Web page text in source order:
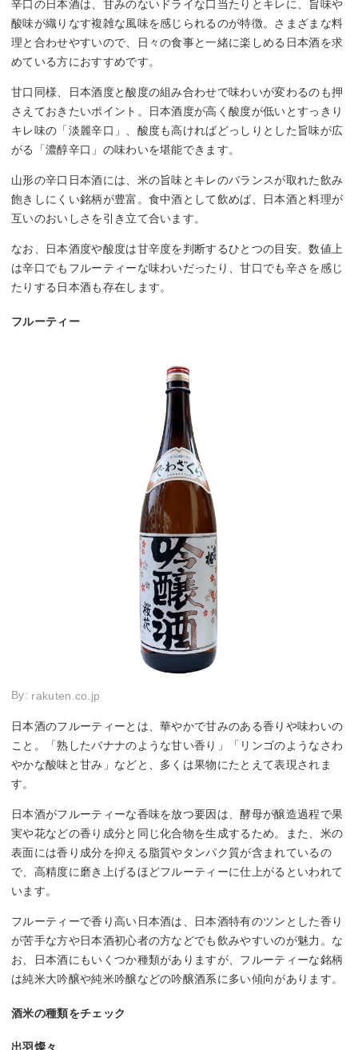
辛口の日本酒は、甘みのないドライな口当たりとキレに、旨味や
酸味が織りなす複雑な風味を感じられるのが特徴。さまざまな料
理と合わせやすいので、日々の食事と一緒に楽しめる日本酒を求
めている方におすすめです。
甘口同様、日本酒度と酸度の組み合わせで味わいが変わるのも押
さえておきたいポイント。日本酒度が高く酸度が低いとすっきり
キレ味の「淡麗辛口」、酸度も高ければどっしりとした旨味が広
がる「濃醇辛口」の味わいを堪能できます。
山形の辛口日本酒には、米の旨味とキレのバランスが取れた飲み
飽きしにくい銘柄が豊富。食中酒として飲めば、日本酒と料理が
互いのおいしさを引き立て合います。
なお、日本酒度や酸度は甘辛度を判断するひとつの目安。数値上
は辛口でもフルーティーな味わいだったり、甘口でも辛さを感じ
たりする日本酒も存在します。
フルーティー
By: rakuten.co.jp
日本酒のフルーティーとは、華やかで甘みのある香りや味わいの
こと。「熟したバナナのような甘い香り」「リンゴのようなさわ
やかな酸味と甘み」などと、多くは果物にたとえて表現されま
す。
日本酒がフルーティーな香味を放つ要因は、酵母が醸造過程で果
実や花などの香り成分と同じ化合物を生成するため。また、米の
表面には香り成分を抑える脂質やタンパク質が含まれているの
で、高精度に磨き上げるほどフルーティーに仕上がるといわれて
います。
フルーティーで香り高い日本酒は、日本酒特有のツンとした香り
が苦手な方や日本酒初心者の方などでも飲みやすいのが魅力。な
お、日本酒にもいくつか種類がありますが、フルーティーな銘柄
は純米大吟醸や純米吟醸などの吟醸酒系に多い傾向があります。
酒米の種類をチェック
出羽燦々